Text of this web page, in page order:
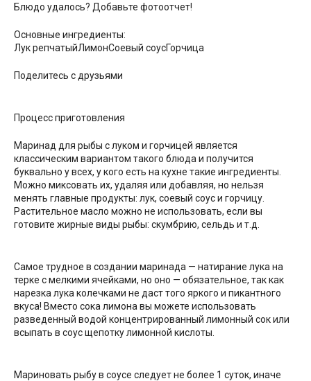
Блюдо удалось? Добавьте фотоотчет!
Основные ингредиенты:
Лук репчатыйЛимонСоевый соусГорчица
Поделитесь с друзьями
Процесс приготовления
Маринад для рыбы с луком и горчицей является
классическим вариантом такого блюда и получится
буквально у всех, у кого есть на кухне такие ингредиенты.
Можно миксовать их, удаляя или добавляя, но нельзя
менять главные продукты: лук, соевый соус и горчицу.
Растительное масло можно не использовать, если вы
готовите жирные виды рыбы: скумбрию, сельдь и т.д.
Самое трудное в создании маринада — натирание лука на
терке с мелкими ячейками, но оно — обязательное, так как
нарезка лука колечками не даст того яркого и пикантного
вкуса! Вместо сока лимона вы можете использовать
разведенный водой концентрированный лимонный сок или
всыпать в соус щепотку лимонной кислоты.
Мариновать рыбу в соусе следует не более 1 суток, иначе